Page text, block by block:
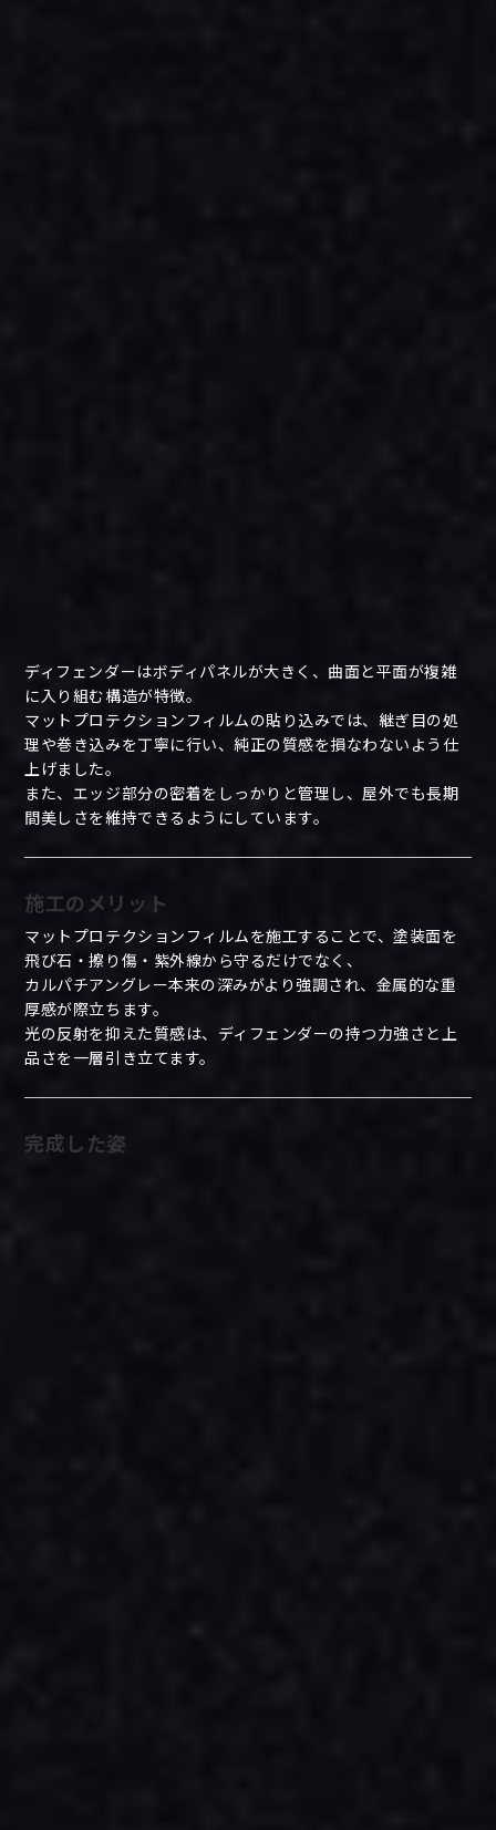
ディフェンダーはボディパネルが大きく、曲面と平面が複雑
に入り組む構造が特徴。
マットプロテクションフィルムの貼り込みでは、継ぎ目の処
理や巻き込みを丁寧に行い、純正の質感を損なわないよう仕
上げました。
また、エッジ部分の密着をしっかりと管理し、屋外でも長期
間美しさを維持できるようにしています。
施工のメリット
マットプロテクションフィルムを施工することで、塗装面を
飛び石・擦り傷・紫外線から守るだけでなく、
カルパチアングレー本来の深みがより強調され、金属的な重
厚感が際立ちます。
光の反射を抑えた質感は、ディフェンダーの持つ力強さと上
品さを一層引き立てます。
完成した姿